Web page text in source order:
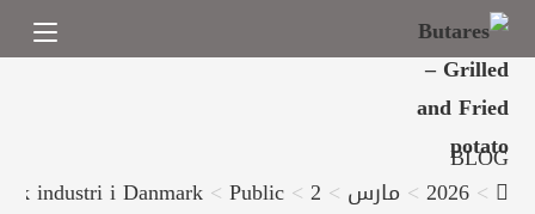
BLOG
>
2026
> مارس >
2
>
Public
>
industri i Danmark